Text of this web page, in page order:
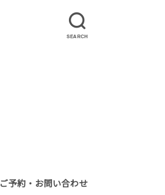
SEARCH
ご予約・お問い合わせ